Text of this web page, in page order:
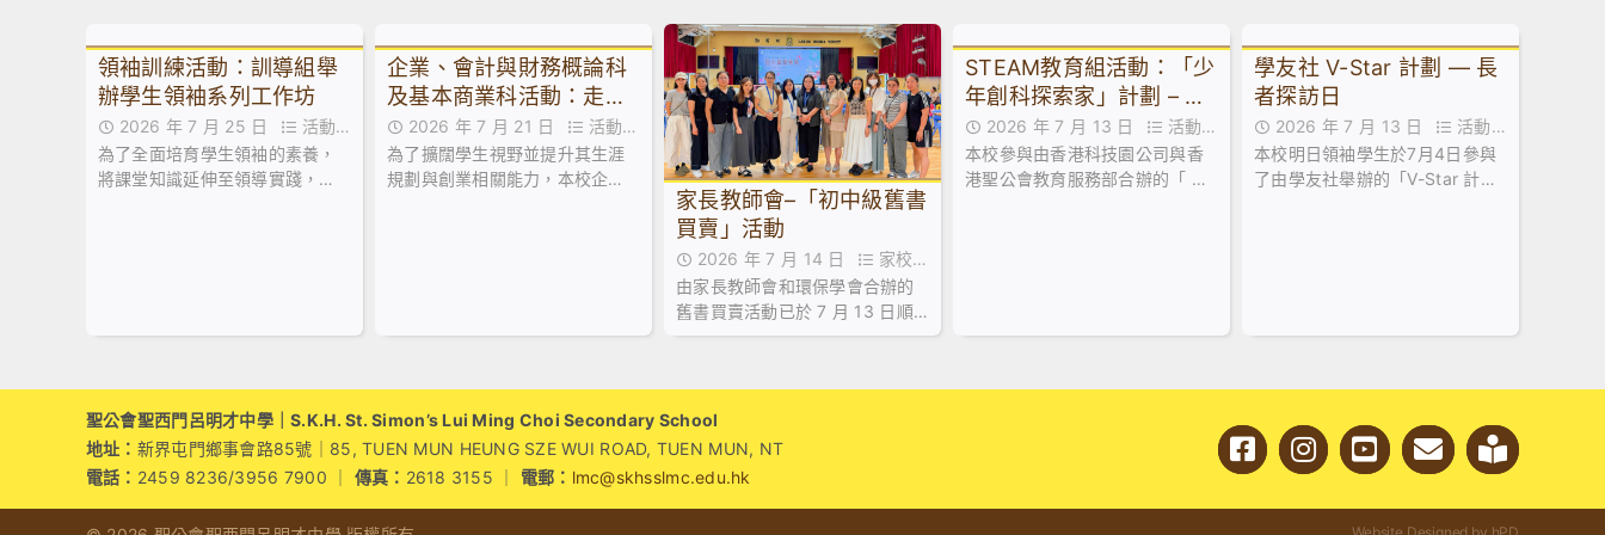
領袖訓練活動：訓導組舉
辦學生領袖系列工作坊
2026 年 7 月 25 日
絮
為了全面培育學生領袖的素養，
將課堂知識延伸至領導實踐，本
企業、會計與財務概論科
及基本商業科活動：走進
維園市集創業
2026 年 7 月 21 日
絮
為了擴闊學生視野並提升其生涯
規劃與創業相關能力，本校企
家長教師會–「初中級舊書
買賣」活動
2026 年 7 月 14 日
作,家長教師會活動花絮,活動花絮
由家長教師會和環保學會合辦的
舊書買賣活動已於 7 月 13 日順
利舉行！當日禮堂熱鬧非凡，大
STEAM教育組活動：「少
年創科探索家」計劃 – 到
校講座及AI嘉年華
2026 年 7 月 13 日
絮
本校參與由香港科技園公司與香
港聖公會教育服務部合辦的「 少
學友社 V-Star 計劃 — 長
者探訪日
2026 年 7 月 13 日
絮
本校明日領袖學生於7月4日參與
了由學友社舉辦的「V-Star 計劃
聖公會聖西門呂明才中學｜S.K.H. St. Simon’s Lui Ming Choi Secondary School
地址： 新界屯門鄉事會路85號｜85, TUEN MUN HEUNG SZE WUI ROAD, TUEN MUN, NT
電話： 2459 8236/3956 7900 ｜ 傳真： 2618 3155 ｜ 電郵： lmc@skhsslmc.edu.hk